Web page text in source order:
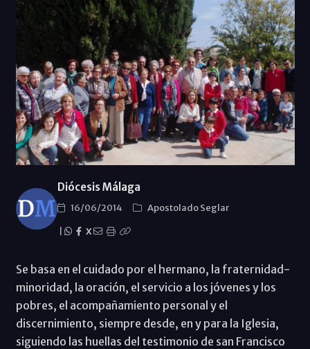
Diócesis Málaga
16/06/2014
Apostolado Seglar
X
Se basa en el cuidado por el hermano, la fraternidad-
minoridad, la oración, el servicio a los jóvenes y los
pobres, el acompañamiento personal y el
discernimiento, siempre desde, en y para la Iglesia,
siguiendo las huellas del testimonio de san Francisco